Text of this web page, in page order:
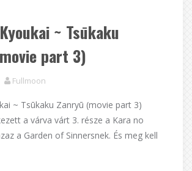
~ Tsūkaku
part 3)
Fullmoon
~ Tsūkaku Zanryū (movie part 3)
a várva várt 3. része a Kara no
a Garden of Sinnersnek. És meg kell